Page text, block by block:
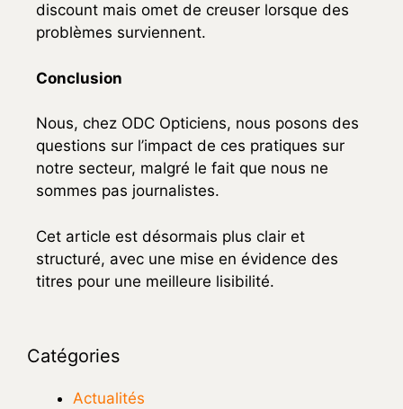
Catégories
Actualités
discount mais omet de creuser lorsque des
problèmes surviennent.
Conclusion
Nous, chez ODC Opticiens, nous posons des
questions sur l’impact de ces pratiques sur
notre secteur, malgré le fait que nous ne
sommes pas journalistes.
Cet article est désormais plus clair et
structuré, avec une mise en évidence des
titres pour une meilleure lisibilité.